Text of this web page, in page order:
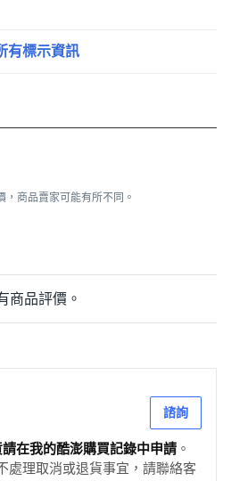
有標示資訊
商品賣家可能有所不同。
商品評價。
諮詢
在我的酷澎購買記錄中申請 。
處理取消或退貨事宜，請聯絡客